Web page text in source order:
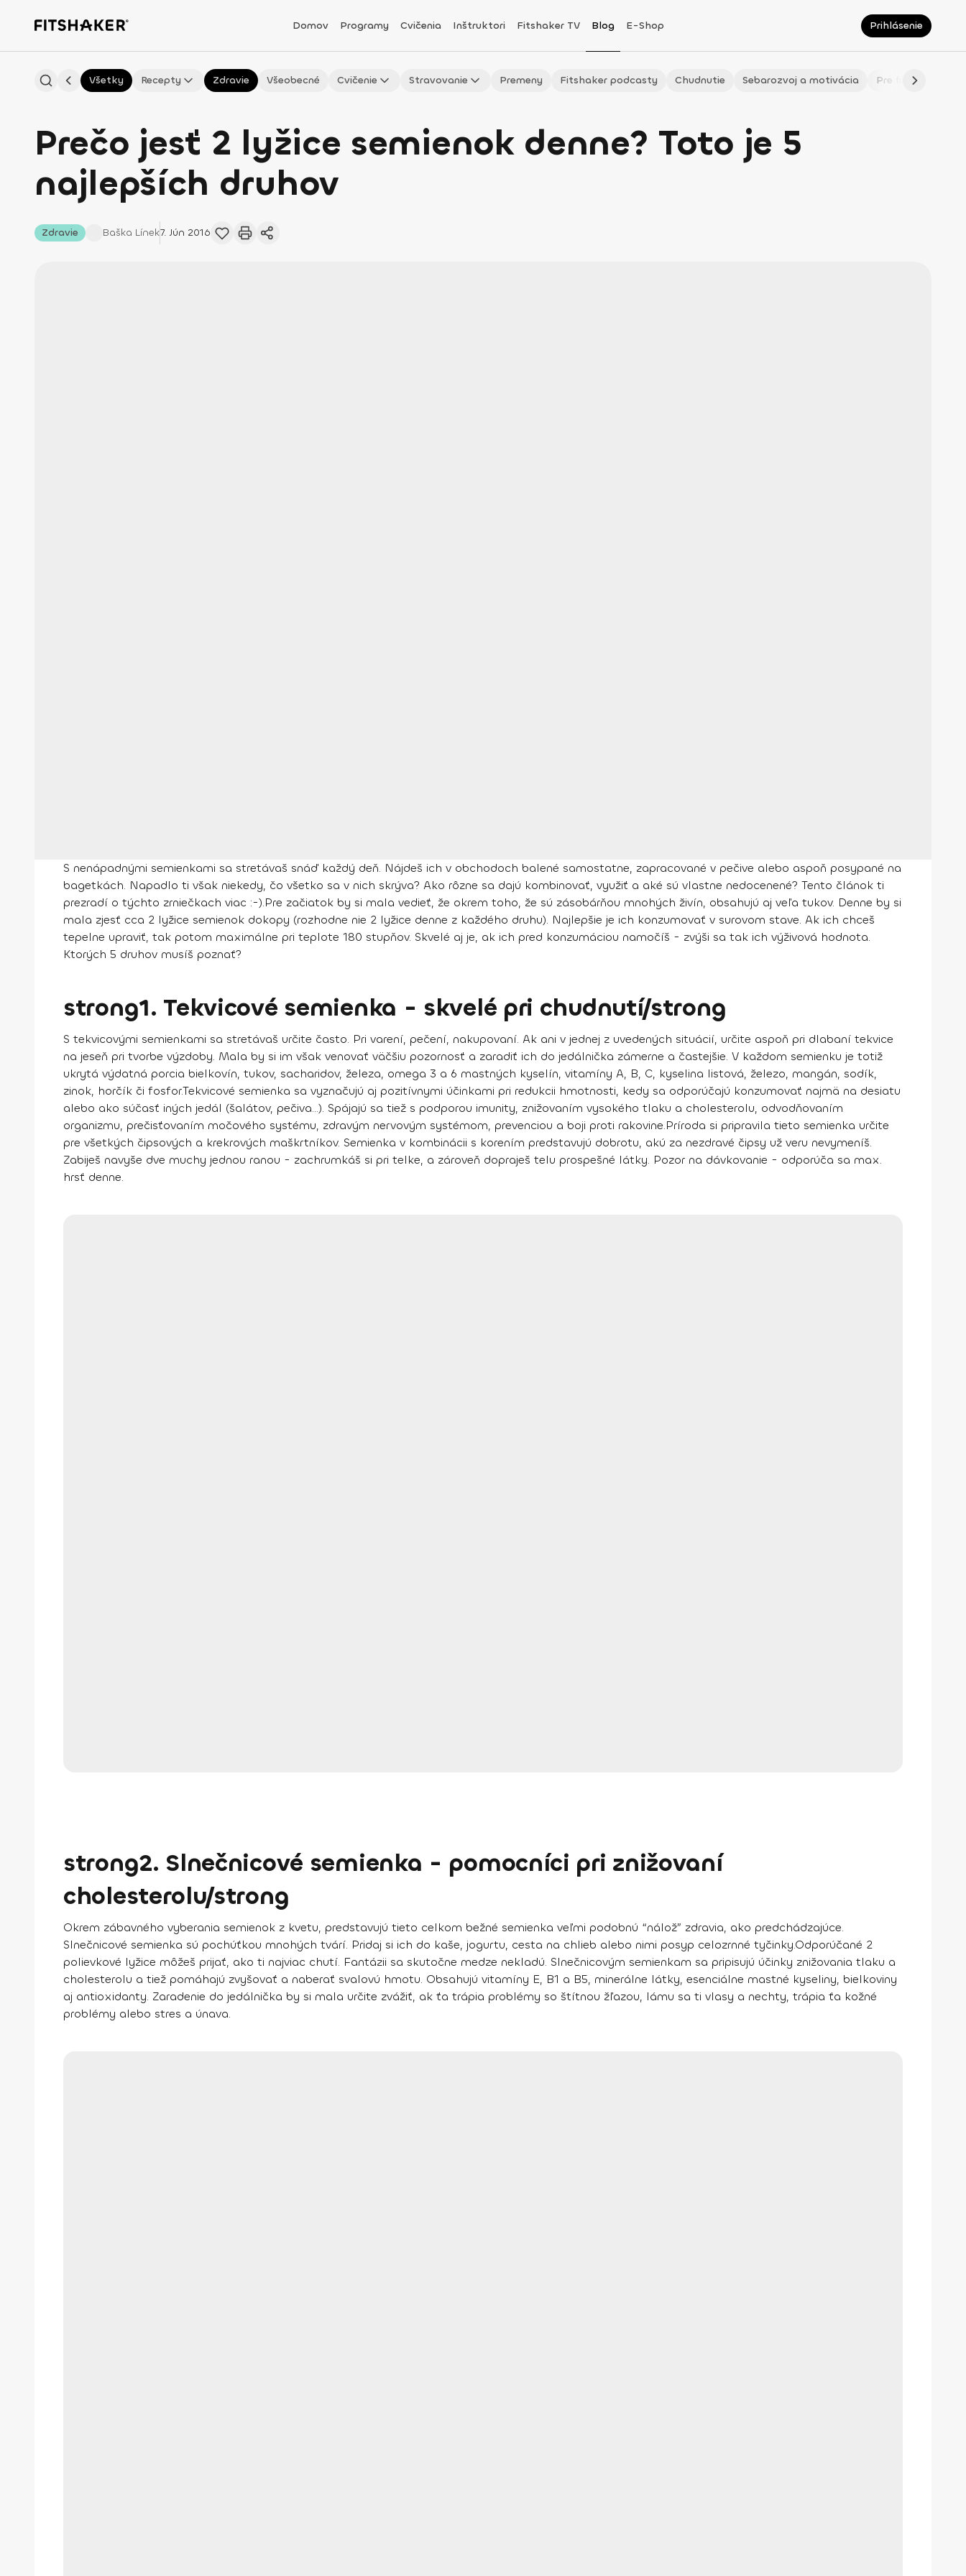
Domov Programy Cvičenia Inštruktori Fitshaker TV Blog E-Shop Prihlásenie
Všetky Recepty Zdravie Všeobecné Cvičenie Stravovanie Premeny Fitshaker podcasty Chudnutie Sebarozvoj a motivácia Pre fitmaminky
Prečo jesť 2 lyžice semienok denne? Toto je 5
najlepších druhov
Zdravie Baška Línek7. Jún 2016
S nenápadnými semienkami sa stretávaš snáď každý deň. Nájdeš ich v obchodoch balené samostatne, zapracované v pečive alebo aspoň posypané na
bagetkách. Napadlo ti však niekedy, čo všetko sa v nich skrýva? Ako rôzne sa dajú kombinovať, využiť a aké sú vlastne nedocenené? Tento článok ti
prezradí o týchto zrniečkach viac :-).Pre začiatok by si mala vedieť, že okrem toho, že sú zásobárňou mnohých živín, obsahujú aj veľa tukov. Denne by si
mala zjesť cca 2 lyžice semienok dokopy (rozhodne nie 2 lyžice denne z každého druhu). Najlepšie je ich konzumovať v surovom stave. Ak ich chceš
tepelne upraviť, tak potom maximálne pri teplote 180 stupňov. Skvelé aj je, ak ich pred konzumáciou namočíš - zvýši sa tak ich výživová hodnota.
Ktorých 5 druhov musíš poznať?
strong1. Tekvicové semienka - skvelé pri chudnutí/strong
S tekvicovými semienkami sa stretávaš určite často. Pri varení, pečení, nakupovaní. Ak ani v jednej z uvedených situácií, určite aspoň pri dlabaní tekvice
na jeseň pri tvorbe výzdoby. Mala by si im však venovať väčšiu pozornosť a zaradiť ich do jedálnička zámerne a častejšie. V každom semienku je totiž
ukrytá výdatná porcia bielkovín, tukov, sacharidov, železa, omega 3 a 6 mastných kyselín, vitamíny A, B, C, kyselina listová, železo, mangán, sodík,
zinok, horčík či fosfor.Tekvicové semienka sa vyznačujú aj pozitívnymi účinkami pri redukcii hmotnosti, kedy sa odporúčajú konzumovať najmä na desiatu
alebo ako súčasť iných jedál (šalátov, pečiva...). Spájajú sa tiež s podporou imunity, znižovaním vysokého tlaku a cholesterolu, odvodňovaním
organizmu, prečisťovaním močového systému, zdravým nervovým systémom, prevenciou a boji proti rakovine.Príroda si pripravila tieto semienka určite
pre všetkých čipsových a krekrových maškrtníkov. Semienka v kombinácii s korením predstavujú dobrotu, akú za nezdravé čipsy už veru nevymeníš.
Zabiješ navyše dve muchy jednou ranou - zachrumkáš si pri telke, a zároveň dopraješ telu prospešné látky. Pozor na dávkovanie - odporúča sa max.
hrsť denne.
strong2. Slnečnicové semienka - pomocníci pri znižovaní
cholesterolu/strong
Okrem zábavného vyberania semienok z kvetu, predstavujú tieto celkom bežné semienka veľmi podobnú “nálož” zdravia, ako predchádzajúce.
Slnečnicové semienka sú pochúťkou mnohých tvárí. Pridaj si ich do kaše, jogurtu, cesta na chlieb alebo nimi posyp celozrnné tyčinky.Odporúčané 2
polievkové lyžice môžeš prijať, ako ti najviac chutí. Fantázii sa skutočne medze nekladú. Slnečnicovým semienkam sa pripisujú účinky znižovania tlaku a
cholesterolu a tiež pomáhajú zvyšovať a naberať svalovú hmotu. Obsahujú vitamíny E, B1 a B5, minerálne látky, esenciálne mastné kyseliny, bielkoviny
aj antioxidanty. Zaradenie do jedálnička by si mala určite zvážiť, ak ťa trápia problémy so štítnou žľazou, lámu sa ti vlasy a nechty, trápia ťa kožné
problémy alebo stres a únava.